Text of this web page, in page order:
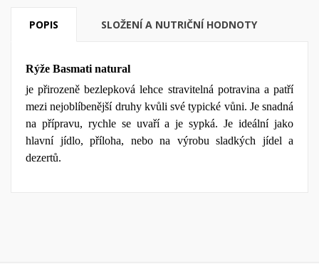
POPIS SLOŽENÍ A NUTRIČNÍ HODNOTY
Rýže Basmati natural
je přirozeně bezlepková lehce stravitelná potravina a patří
mezi nejoblíbenější druhy kvůli své typické vůni. Je snadná
na přípravu, rychle se uvaří a je sypká. Je ideální jako
hlavní jídlo, příloha, nebo na výrobu sladkých jídel a
dezertů.